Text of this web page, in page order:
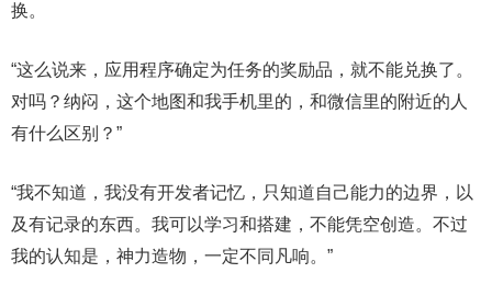
换。
“这么说来，应用程序确定为任务的奖励品，就不能兑换了。
对吗？纳闷，这个地图和我手机里的，和微信里的附近的人
有什么区别？”
“我不知道，我没有开发者记忆，只知道自己能力的边界，以
及有记录的东西。我可以学习和搭建，不能凭空创造。不过
我的认知是，神力造物，一定不同凡响。”